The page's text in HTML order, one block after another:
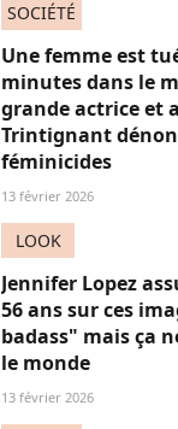
SOCIÉTÉ
Une femme est
minutes dans le
grande actrice et
Trintignant
féminicides
13 février 2026
LOOK
Jennifer Lopez
56 ans sur ces
badass" mais ça
le monde
13 février 2026